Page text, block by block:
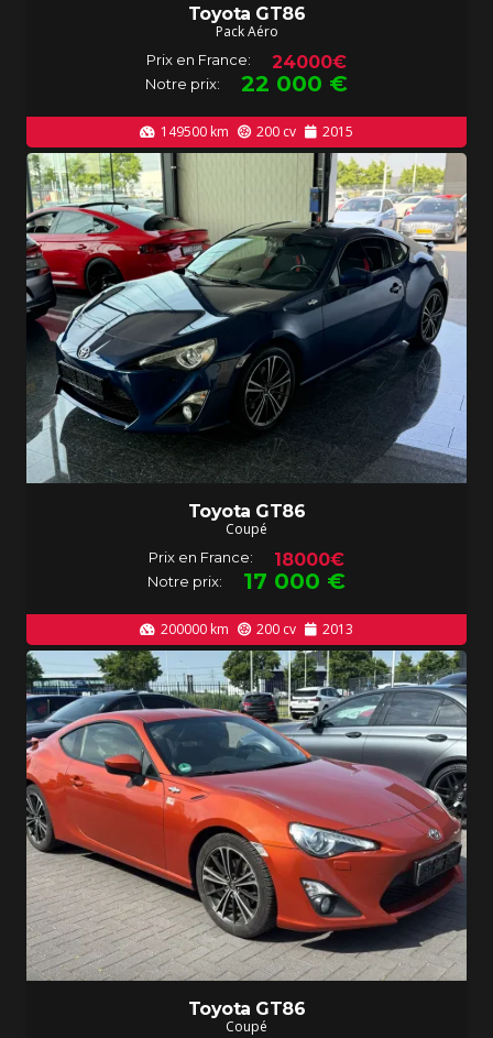
Toyota GT86
Pack Aéro
Prix en France: 24000€
Notre prix: 22 000 €
149500 km 200cv 2015
Toyota GT86
Coupé
Prix en France: 18000€
Notre prix: 17 000 €
200000 km 200cv 2013
Toyota GT86
Coupé